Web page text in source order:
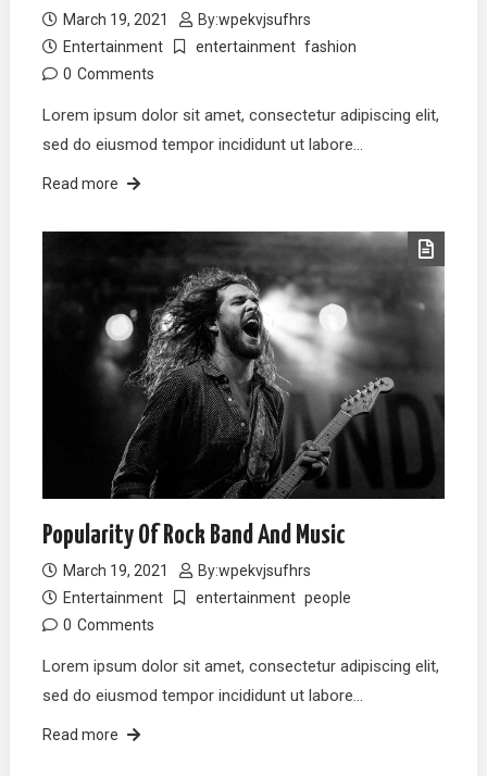
March 19, 2021 By:wpekvjsufhrs
Entertainment
entertainment fashion
0 Comments
Lorem ipsum dolor sit amet, consectetur adipiscing elit,
sed do eiusmod tempor incididunt ut labore…
Read more
Popularity Of Rock Band And Music
March 19, 2021 By:wpekvjsufhrs
Entertainment
entertainment people
0 Comments
Lorem ipsum dolor sit amet, consectetur adipiscing elit,
sed do eiusmod tempor incididunt ut labore…
Read more